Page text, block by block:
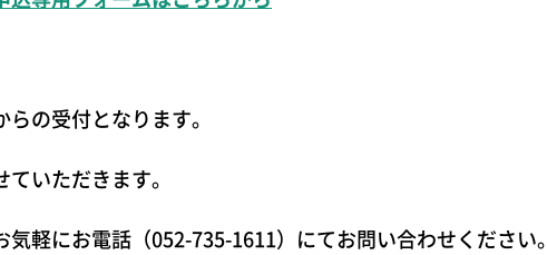
の受付となります。
いただきます。
気軽にお電話（052-735-1611）にてお問い合わせください。